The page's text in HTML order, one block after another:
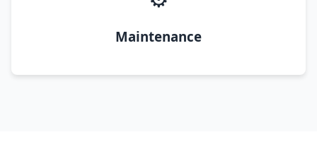
Maintenance